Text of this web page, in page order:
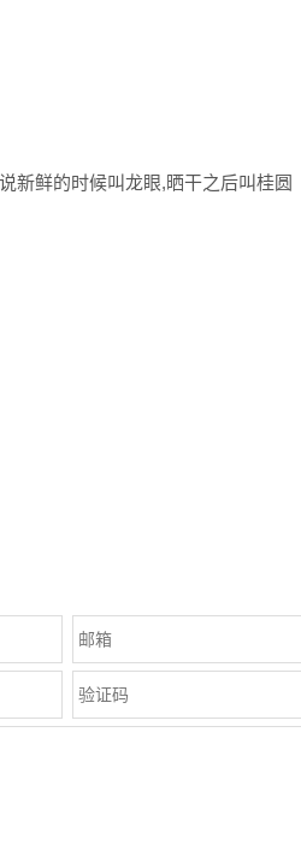
新鲜的时候叫龙眼,晒干之后叫桂圆